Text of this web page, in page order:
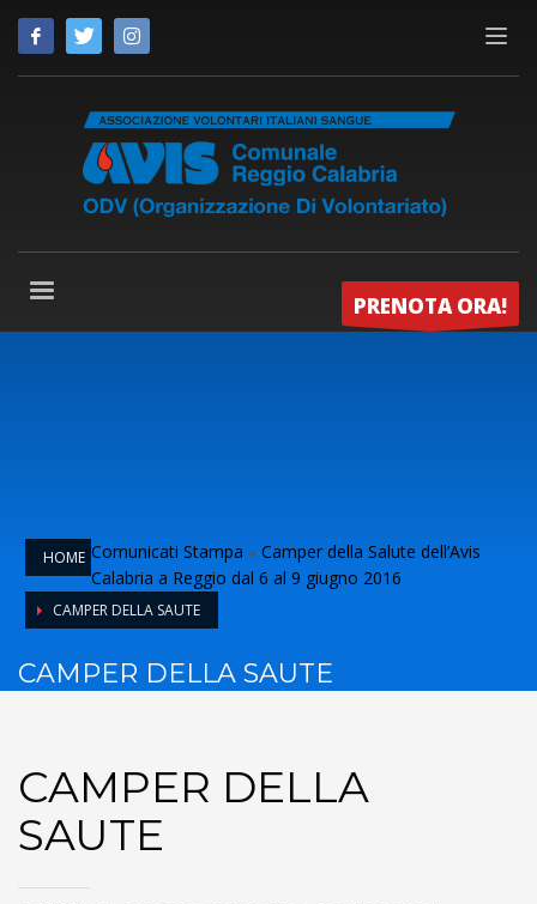
PRENOTA ORA!
HOME Comunicati Stampa » Camper della Salute dell’Avis
Calabria a Reggio dal 6 al 9 giugno 2016
CAMPER DELLA SAUTE
CAMPER DELLA SAUTE
CAMPER DELLA
SAUTE